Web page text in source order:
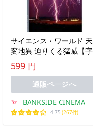
サイエンス・ワールド 天
変地異 迫りくる猛威【字
幕】 レンタル落ち 中古
DVD
599 円
通販ページへ
BANKSIDE CINEMA
4.75 (267件)